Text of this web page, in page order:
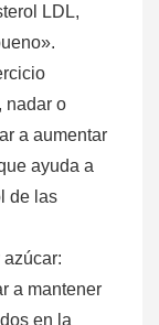
LDL,
nadar o
a aumentar
ayuda a
de las
a mantener
en la